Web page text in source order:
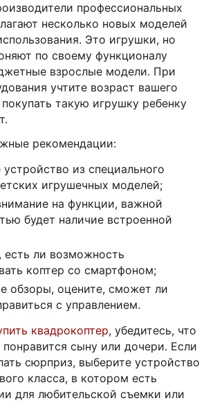
профессиональных
несколько новых моделей
Это игрушки, но
по своему функционалу
взрослые модели. При
учтите возраст вашего
такую игрушку ребенку
рекомендации:
из специального
игрушечных моделей;
на функции, важной
будет наличие встроенной
есть ли возможность
коптер со смартфоном;
обзоры, оцените, сможет ли
с управлением.
квадрокоптер, убедитесь, что
сыну или дочери. Если
сюрприз, выберите устройство
класса, в котором есть
для любительской съемки или